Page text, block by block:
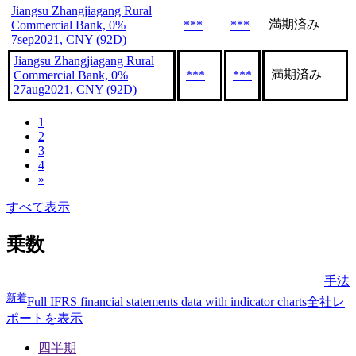
Jiangsu Zhangjiagang Rural
Commercial Bank, 0%
7sep2021, CNY (92D)
*** *** 満期済み
Jiangsu Zhangjiagang Rural
Commercial Bank, 0%
27aug2021, CNY (92D)
*** *** 満期済み
1
2
3
4
»
すべて表示
乗数
手法
新着Full IFRS financial statements data with indicator charts全社レ
ポートを表示
四半期